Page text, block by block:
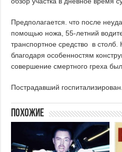
Предполагается. что после
помощью ножа, 55-летний
транспортное средство в
благодаря особенностям
совершение смертного греха
Пострадавший госпитализирован.
Похожие